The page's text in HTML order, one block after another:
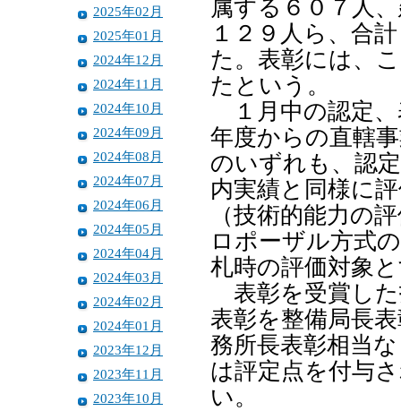
2025年02月
2025年01月
2024年12月
2024年11月
2024年10月
2024年09月
2024年08月
2024年07月
2024年06月
2024年05月
2024年04月
2024年03月
2024年02月
2024年01月
2023年12月
2023年11月
2023年10月
属する６０７人
１２９人ら、合
た。表彰には、
たという。
１月中の認定、
年度からの直轄
のいずれも、認
内実績と同様に
（技術的能力の
ロポーザル方式
札時の評価対象
表彰を受賞した
表彰を整備局長
務所長表彰相当
は評定点を付与
い。